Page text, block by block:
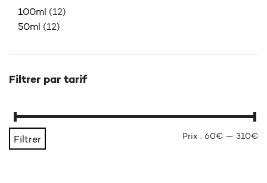
100ml (12)
50ml (12)
Filtrer par tarif
Filtrer Prix : 60€ — 310€